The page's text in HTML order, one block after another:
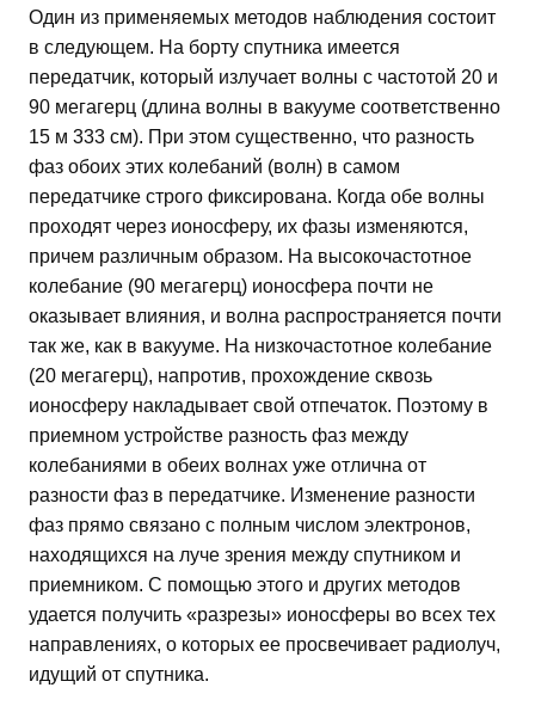
Один из применяемых методов наблюдения состоит
в следующем. На борту спутника имеется
передатчик, который излучает волны с частотой 20 и
90 мегагерц (длина волны в вакууме соответственно
15 м 333 см). При этом существенно, что разность
фаз обоих этих колебаний (волн) в самом
передатчике строго фиксирована. Когда обе волны
проходят через ионосферу, их фазы изменяются,
причем различным образом. На высокочастотное
колебание (90 мегагерц) ионосфера почти не
оказывает влияния, и волна распространяется почти
так же, как в вакууме. На низкочастотное колебание
(20 мегагерц), напротив, прохождение сквозь
ионосферу накладывает свой отпечаток. Поэтому в
приемном устройстве разность фаз между
колебаниями в обеих волнах уже отлична от
разности фаз в передатчике. Изменение разности
фаз прямо связано с полным числом электронов,
находящихся на луче зрения между спутником и
приемником. С помощью этого и других методов
удается получить «разрезы» ионосферы во всех тех
направлениях, о которых ее просвечивает радиолуч,
идущий от спутника.